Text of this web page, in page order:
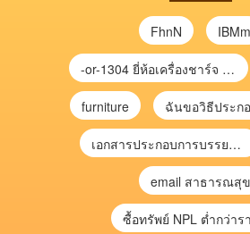
FhnN IBMm
-or-1304 ยี่ห้อเครื่องชาร์จ chargecore
furniture
เอกสารประกอบการบรรยาย การประเมินความเสี่ยงเพื่อวางแผนการตรวจสอบ \
email สาธารณสุข